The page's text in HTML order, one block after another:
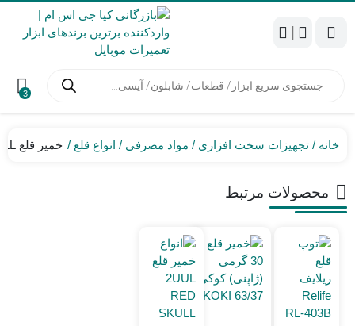
محصولات
3
خانه تجهیزات سخت افزاری مواد مصرفی انواع قلع خمیر قلع 2UUL BLACK SKULL
محصولات مرتبط